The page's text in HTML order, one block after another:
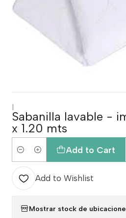
Sabanilla lavable -
x 1.20 mts
Quantity
Add to Cart
Add to Wishlist
Mostrar stock de